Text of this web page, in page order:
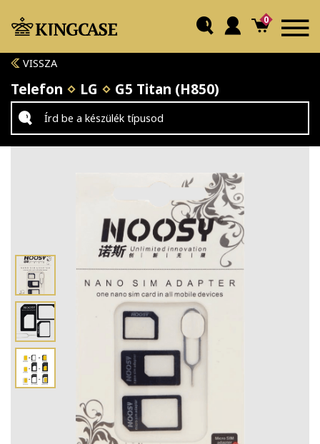
0
VISSZA
Telefon LG G5 Titan (H850)